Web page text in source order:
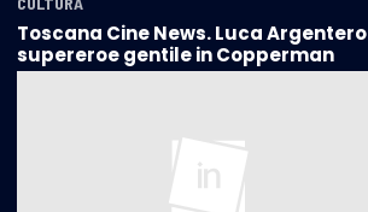
Toscana Cine News. Luca Argentero
supereroe gentile in Copperman